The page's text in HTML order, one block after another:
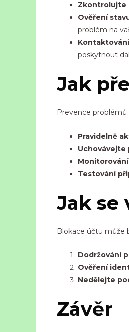
Zkontrolujte
Ověření
problém na
poskytnout
Jak
Prevence problémů
Pravidelně
Uchovávejte
Testování
Jak se
Blokace účtu může
Dodržování
Ověření
Nedělejte
Závěr